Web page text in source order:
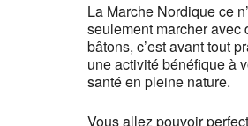
La Marche Nordique ce
seulement marcher avec
bâtons, c’est avant tout
une activité bénéfique à
santé en pleine nature.
Vous allez pouvoir